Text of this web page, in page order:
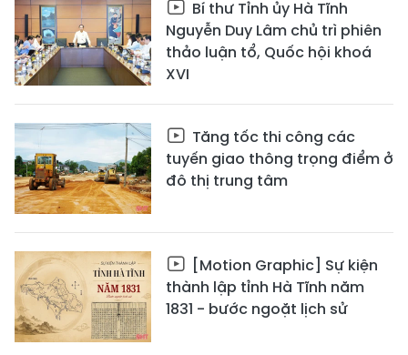
Bí thư Tỉnh ủy Hà Tĩnh
Nguyễn Duy Lâm chủ trì phiên
thảo luận tổ, Quốc hội khoá
XVI
Tăng tốc thi công các
tuyến giao thông trọng điểm ở
đô thị trung tâm
[Motion Graphic] Sự kiện
thành lập tỉnh Hà Tĩnh năm
1831 - bước ngoặt lịch sử